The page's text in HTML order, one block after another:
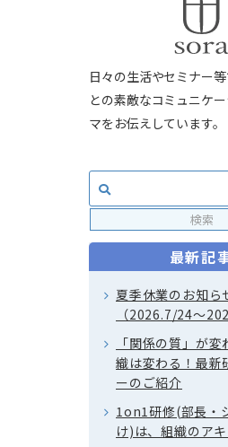
日々の生活やセミナー
との素敵なコミュニケ
マをお伝えしています。
最新記
夏季休業のお知
（2026.7/24～
「関係の質」が
織は変わる！最新
ーのご紹介
1on1研修(部長・
け)は、組織のア